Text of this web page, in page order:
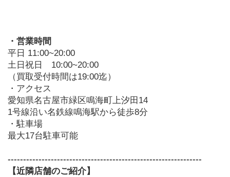
・営業時間
平日 11:00~20:00
土日祝日　10:00~20:00
（買取受付時間は19:00迄）
・アクセス
愛知県名古屋市緑区鳴海町上汐田14
1号線沿い名鉄線鳴海駅から徒歩8分
・駐車場
最大17台駐車可能
---------------------------------------------------------------
【近隣店舗のご紹介】